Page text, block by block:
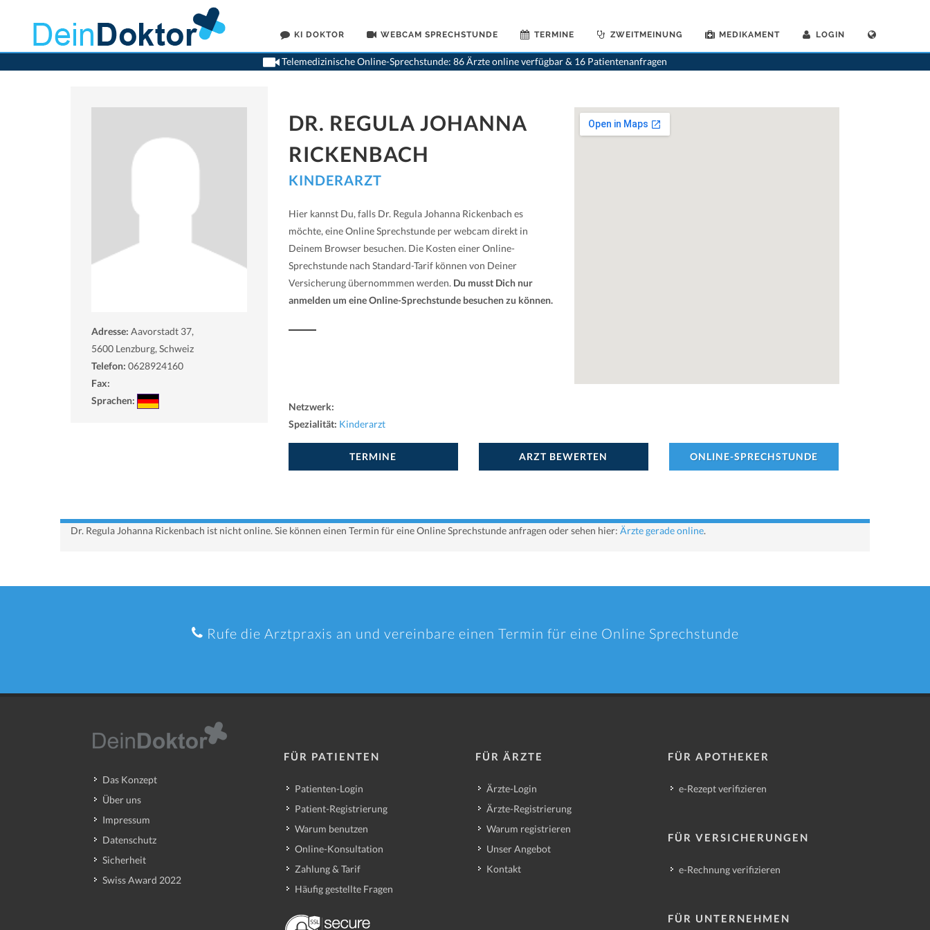
KI DOKTOR WEBCAM SPRECHSTUNDE TERMINE ZWEITMEINUNG MEDIKAMENT LOGIN
Telemedizinische Online-Sprechstunde: 86 Ärzte online verfügbar & 16 Patientenanfragen
>Kinderaerzte>Lenzburg>Dr. Regula Johanna Rickenbach>Sprechstunde mit Dr. Regula Johanna Rickenbach
Adresse: Aavorstadt 37,
5600 Lenzburg, Schweiz
Telefon: 0628924160
Fax:
Sprachen:
DR. REGULA JOHANNA
RICKENBACH
KINDERARZT
Hier kannst Du, falls Dr. Regula Johanna Rickenbach es
möchte, eine Online Sprechstunde per webcam direkt in
Deinem Browser besuchen. Die Kosten einer Online-
Sprechstunde nach Standard-Tarif können von Deiner
Versicherung übernommmen werden. Du musst Dich nur
anmelden um eine Online-Sprechstunde besuchen zu können.
Netzwerk:
Spezialität: Kinderarzt
TERMINE ARZT BEWERTEN ONLINE-SPRECHSTUNDE
Dr. Regula Johanna Rickenbach ist nicht online. Sie können einen Termin für eine Online Sprechstunde anfragen oder sehen hier: Ärzte gerade online.
Rufe die Arztpraxis an und vereinbare einen Termin für eine Online Sprechstunde
Das Konzept
Über uns
Impressum
Datenschutz
Sicherheit
Swiss Award 2022
FÜR PATIENTEN
Patienten-Login
Patient-Registrierung
Warum benutzen
Online-Konsultation
Zahlung & Tarif
Häufig gestellte Fragen
FÜR ÄRZTE
Ärzte-Login
Ärzte-Registrierung
Warum registrieren
Unser Angebot
Kontakt
FÜR APOTHEKER
e-Rezept verifizieren
FÜR VERSICHERUNGEN
e-Rechnung verifizieren
FÜR UNTERNEHMEN